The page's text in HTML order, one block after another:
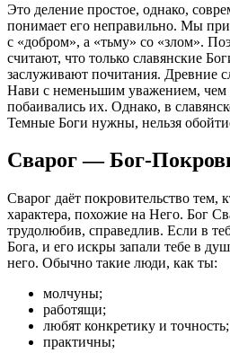
Это деление простое, однако,
понимает его неправильно. Мы
с «добром», а «тьму» со «злом».
считают, что только славянские
заслуживают почитания. Древние
Нави с неменьшим уважением, чем
побаивались их. Однако, в
Темные Боги нужны, нельзя
Сварог — Бог-
Сварог даёт покровительство тем,
характера, похожие на Него. Бог
трудолюбив, справедлив. Если в
Бога, и его искры запали тебе в
него. Обычно такие люди, как ты:
молчуны;
работящи;
любят конкретику и точность;
практичны;